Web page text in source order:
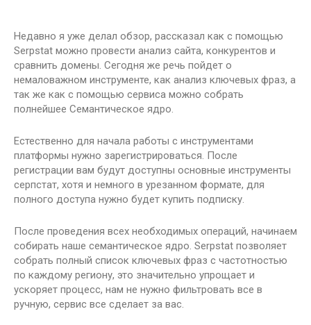
Недавно я уже делал обзор, рассказал как с помощью
Serpstat можно провести анализ сайта, конкурентов и
сравнить домены. Сегодня же речь пойдет о
немаловажном инструменте, как анализ ключевых фраз, а
так же как с помощью сервиса можно собрать
полнейшее Семантическое ядро.
Естественно для начала работы с инструментами
платформы нужно зарегистрироваться. После
регистрации вам будут доступны основные инструменты
серпстат, хотя и немного в урезанном формате, для
полного доступа нужно будет купить подписку.
После проведения всех необходимых операций, начинаем
собирать наше семантическое ядро. Serpstat позволяет
собрать полный список ключевых фраз с частотностью
по каждому региону, это значительно упрощает и
ускоряет процесс, нам не нужно фильтровать все в
ручную, сервис все сделает за вас.